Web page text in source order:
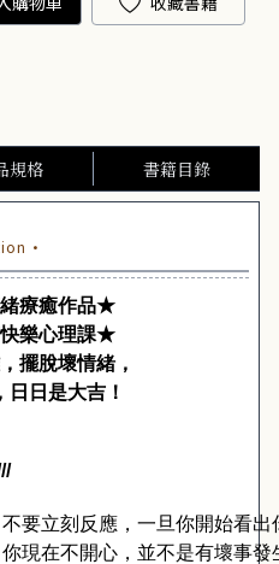
規格 書籍目錄
療癒作品★
樂心理課★
擺脫壞情緒，
日日是大吉！
要立刻反應，一旦你開始看
現在不開心，並不是有壞事